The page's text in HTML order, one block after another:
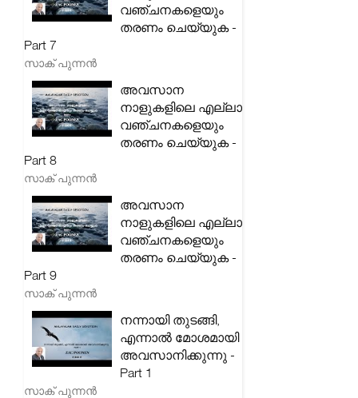
വഞ്ചനകളെയും
തരണം ചെയ്യുക -
Part 7
സാക് പുന്നൻ
അവസാന
നാളുകളിലെ എല്ലാ
വഞ്ചനകളെയും
തരണം ചെയ്യുക -
Part 8
സാക് പുന്നൻ
അവസാന
നാളുകളിലെ എല്ലാ
വഞ്ചനകളെയും
തരണം ചെയ്യുക -
Part 9
സാക് പുന്നൻ
നന്നായി തുടങ്ങി,
എന്നാൽ മോശമായി
അവസാനിക്കുന്നു -
Part 1
സാക് പുന്നൻ